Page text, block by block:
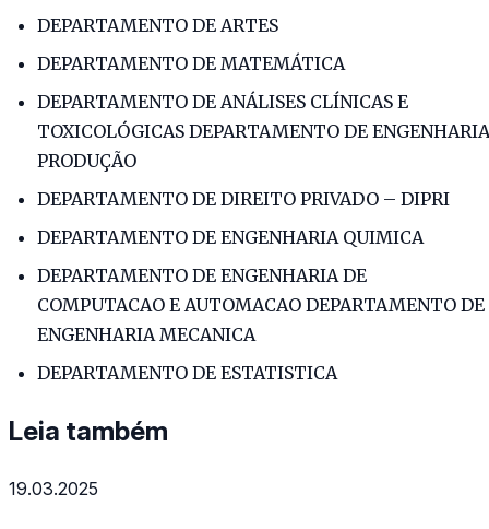
DEPARTAMENTO DE ARTES
DEPARTAMENTO DE MATEMÁTICA
DEPARTAMENTO DE ANÁLISES CLÍNICAS E
TOXICOLÓGICAS DEPARTAMENTO DE ENGENHARIA
PRODUÇÃO
DEPARTAMENTO DE DIREITO PRIVADO – DIPRI
DEPARTAMENTO DE ENGENHARIA QUIMICA
DEPARTAMENTO DE ENGENHARIA DE
COMPUTACAO E AUTOMACAO DEPARTAMENTO DE
ENGENHARIA MECANICA
DEPARTAMENTO DE ESTATISTICA
Leia também
19.03.2025